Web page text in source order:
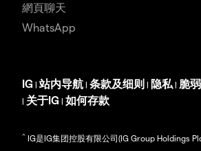
網頁聊天
WhatsApp
IG |站内导航 | 条款及细则 | 隐私 | 脆
| 关于IG | 如何存款
^ IG是IG集团控股有限公司(IG Group Holdings